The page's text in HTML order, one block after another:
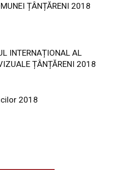
ȚÂNȚĂRENI 2018
INTERNAȚIONAL AL
ȚÂNȚĂRENI 2018
2018